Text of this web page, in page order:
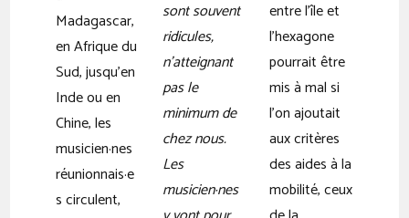
Madagascar,
en Afrique du
Sud, jusqu’en
Inde ou en
Chine, les
musicien·nes
réunionnais·e
s circulent,
sont souvent
ridicules,
n’atteignant
pas le
minimum de
chez nous.
Les
musicien·nes
entre l’île et
l’hexagone
pourrait être
mis à mal si
l’on ajoutait
aux critères
des aides à la
mobilité, ceux